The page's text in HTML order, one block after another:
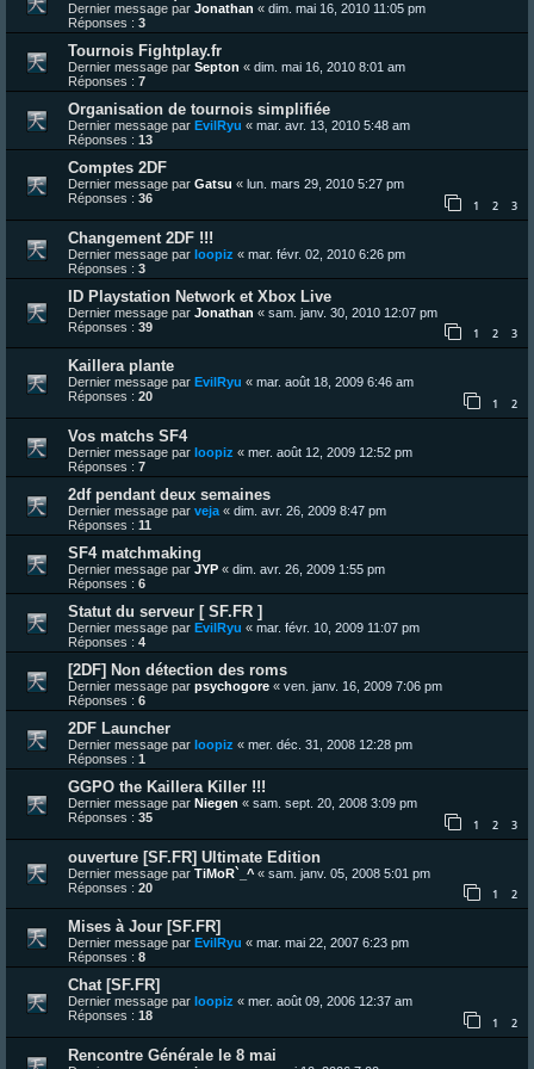
Dernier message par Jonathan « dim. mai 16, 2010 11:05 pm
Réponses : 3
Tournois Fightplay.fr
Dernier message par Septon « dim. mai 16, 2010 8:01 am
Réponses : 7
Organisation de tournois simplifiée
Dernier message par EvilRyu « mar. avr. 13, 2010 5:48 am
Réponses : 13
Comptes 2DF
Dernier message par Gatsu « lun. mars 29, 2010 5:27 pm
Réponses : 36 1 2 3
Changement 2DF !!!
Dernier message par loopiz « mar. févr. 02, 2010 6:26 pm
Réponses : 3
ID Playstation Network et Xbox Live
Dernier message par Jonathan « sam. janv. 30, 2010 12:07 pm
Réponses : 39 1 2 3
Kaillera plante
Dernier message par EvilRyu « mar. août 18, 2009 6:46 am
Réponses : 20 1 2
Vos matchs SF4
Dernier message par loopiz « mer. août 12, 2009 12:52 pm
Réponses : 7
2df pendant deux semaines
Dernier message par veja « dim. avr. 26, 2009 8:47 pm
Réponses : 11
SF4 matchmaking
Dernier message par JYP « dim. avr. 26, 2009 1:55 pm
Réponses : 6
Statut du serveur [ SF.FR ]
Dernier message par EvilRyu « mar. févr. 10, 2009 11:07 pm
Réponses : 4
[2DF] Non détection des roms
Dernier message par psychogore « ven. janv. 16, 2009 7:06 pm
Réponses : 6
2DF Launcher
Dernier message par loopiz « mer. déc. 31, 2008 12:28 pm
Réponses : 1
GGPO the Kaillera Killer !!!
Dernier message par Niegen « sam. sept. 20, 2008 3:09 pm
Réponses : 35 1 2 3
ouverture [SF.FR] Ultimate Edition
Dernier message par TiMoR`_^ « sam. janv. 05, 2008 5:01 pm
Réponses : 20 1 2
Mises à Jour [SF.FR]
Dernier message par EvilRyu « mar. mai 22, 2007 6:23 pm
Réponses : 8
Chat [SF.FR]
Dernier message par loopiz « mer. août 09, 2006 12:37 am
Réponses : 18 1 2
Rencontre Générale le 8 mai